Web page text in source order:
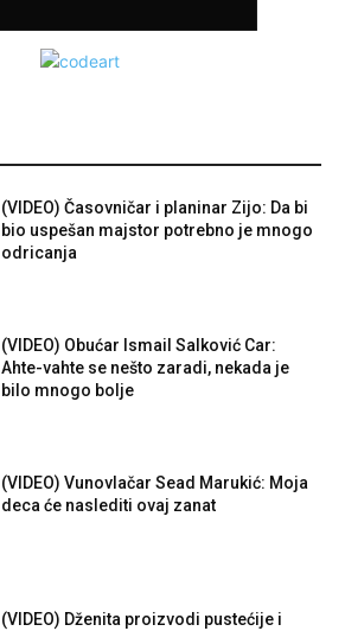
(VIDEO) Časovničar i planinar Zijo: Da bi
bio uspešan majstor potrebno je mnogo
odricanja
(VIDEO) Obućar Ismail Salković Car:
Ahte-vahte se nešto zaradi, nekada je
bilo mnogo bolje
(VIDEO) Vunovlačar Sead Marukić: Moja
deca će naslediti ovaj zanat
(VIDEO) Dženita proizvodi pustećije i